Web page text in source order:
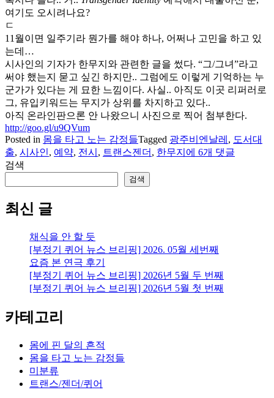
여기도 오시려나요?
ㄷ
11월이면 일주기라 뭔가를 해야 하나, 어쩌나 고민을 하고 있
는데…
시사인의 기자가 한무지와 관련한 글을 썼다. “그/그녀”라고
써야 했는지 묻고 싶긴 하지만.. 그럼에도 이렇게 기억하는 누
군가가 있다는 게 묘한 느낌이다. 사실.. 아직도 이곳 리퍼러로
그, 유입키워드는 무지가 상위를 차지하고 있다..
아직 온라인판으론 안 나왔으니 사진으로 찍어 첨부한다.
http://goo.gl/u9QVum
Posted in 몸을 타고 노는 감정들Tagged 광주비엔날레 , 도서대
출, 시사인, 예약, 전시 , 트랜스젠더 , 한무지 잡
레,
랜
스
에 6개 댓글
검색
검색
최신 글
채식을 안 할 듯
[부정기 퀴어 뉴스 브리핑] 2026. 05월 세번째
요즘 본 연극 후기
[부정기 퀴어 뉴스 브리핑] 2026년 5월 두 번째
[부정기 퀴어 뉴스 브리핑] 2026년 5월 첫 번째
카테고리
몸에 핀 달의 흔적
몸을 타고 노는 감정들
미분류
트랜스/젠더/퀴어